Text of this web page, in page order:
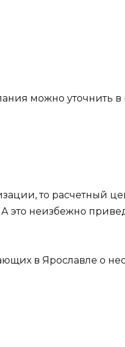
можно уточнить
то расчетный
это неизбежно
в Ярославле о